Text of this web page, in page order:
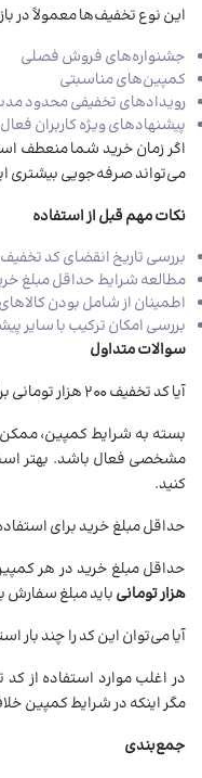
این نوع تخفیف‌ها معمولاً در
جشنواره‌های فروش فصلی
کمپین‌های مناسبتی
رویدادهای تخفیفی محدود
پیشنهادهای ویژه کاربران فعال
اگر زمان خرید شما منعطف
می‌تواند صرفه‌جویی بیشتری
نکات مهم قبل از استفاده
بررسی تاریخ انقضای کد تخفیف
مطالعه شرایط حداقل مبلغ
اطمینان از شامل بودن
بررسی امکان ترکیب با سایر
سوالات متداول
آیا کد تخفیف ۲۰۰ هزار تومانی برای همه کاربران فعال است؟
بسته به شرایط کمپین،
مشخصی فعال باشد. بهتر
کنید.
حداقل مبلغ خرید برای
حداقل مبلغ خرید در هر
هزار تومانیباید مبلغ
آیا می‌توان این کد را چند بار
در اغلب موارد استفاده از
مگر اینکه در شرایط کمپین
جمع‌بندی